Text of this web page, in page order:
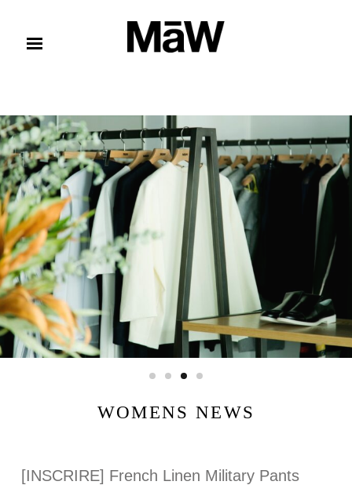
WOMENS NEWS
[INSCRIRE] French Linen Military Pants